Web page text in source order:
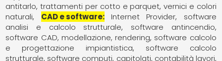
antitarlo trattamenti per cotto e parquet vernici e colori
naturali
CAD e software Internet Provider
software
analisi e calcolo strutturale
software antincendio
software CAD, modellazione, rendering software calcolo
e progettazione impiantistica
software calcolo
strutturale software computi, capitolati, contabilità lavori